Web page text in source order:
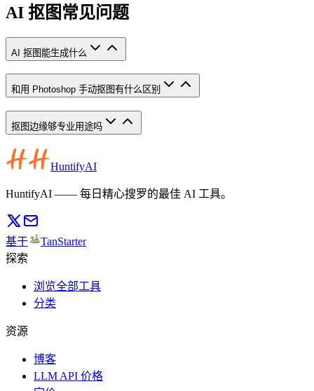
AI 抠图常见问题
AI 抠图能生成什么
和用 Photoshop 手动抠图有什么区别
抠图边缘够专业用途吗
HuntifyAI
HuntifyAI —— 每日精心搜罗的最佳 AI 工具。
基于
TanStarter
探索
浏览全部工具
分类
资源
博客
LLM API 价格